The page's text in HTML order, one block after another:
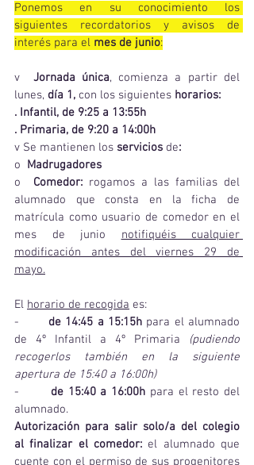
Ponemos en su conocimiento los
siguientes recordatorios y avisos de
interés para el mes de junio:
v Jornada única, comienza a partir del
lunes, día 1, con los siguientes horarios:
. Infantil, de 9:25 a 13:55h
. Primaria, de 9:20 a 14:00h
v Se mantienen los servicios de:
o Madrugadores
o Comedor: rogamos a las familias del
alumnado que consta en la ficha de
matrícula como usuario de comedor en el
mes de junio notifiquéis cualquier
modificación antes del viernes 29 de
mayo.
El horario de recogida es:
- de 14:45 a 15:15h para el alumnado
de 4º Infantil a 4º Primaria
(pudiendo
recogerlos también en la siguiente
apertura de 15:40 a 16:00h)
- de 15:40 a 16:00h para el resto del
alumnado.
Autorización para salir solo/a del colegio
al finalizar el comedor: el alumnado que
cuente con el permiso de sus progenitores